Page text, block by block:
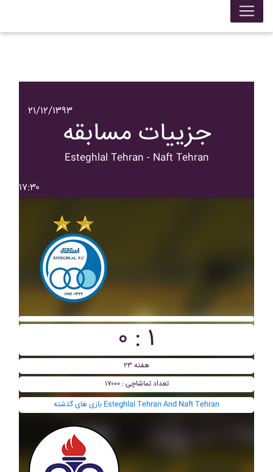
۲۱/۱۲/۱۳۹۳
جزییات مسابقه
Esteghlal Tehran - Naft Tehran
۱۷:۳۰
۰ : ۱
هفته ۲۳
تعداد تماشاچی : ۱۷۰۰۰
بازی های گذشته Esteghlal Tehran And Naft Tehran